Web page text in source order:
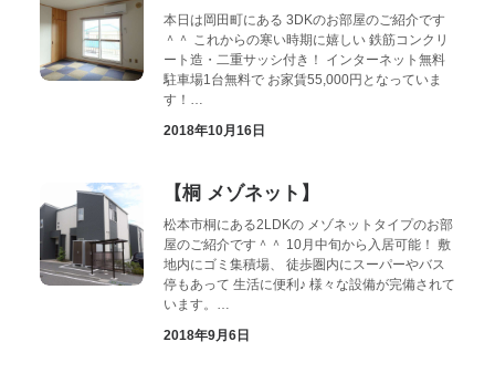
本日は岡田町にある 3DKのお部屋のご紹介です
＾＾ これからの寒い時期に嬉しい 鉄筋コンクリ
ート造・二重サッシ付き！ インターネット無料
駐車場1台無料で お家賃55,000円となっていま
す！…
2018年10月16日
【桐 メゾネット】
松本市桐にある2LDKの メゾネットタイプのお部
屋のご紹介です＾＾ 10月中旬から入居可能！ 敷
地内にゴミ集積場、 徒歩圏内にスーパーやバス
停もあって 生活に便利♪ 様々な設備が完備されて
います。…
2018年9月6日